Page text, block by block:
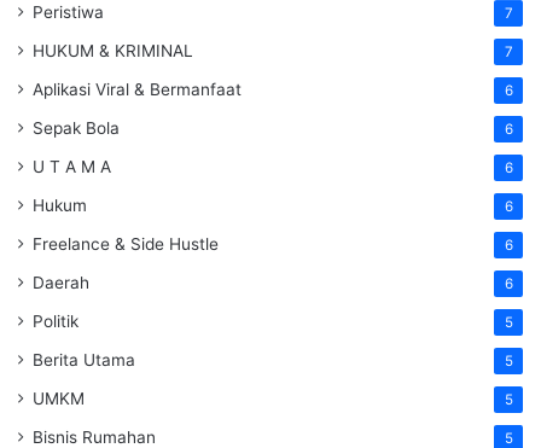
Peristiwa 7
HUKUM & KRIMINAL 7
Aplikasi Viral & Bermanfaat 6
Sepak Bola 6
U T A M A 6
Hukum 6
Freelance & Side Hustle 6
Daerah 6
Politik 5
Berita Utama 5
UMKM 5
Bisnis Rumahan 5